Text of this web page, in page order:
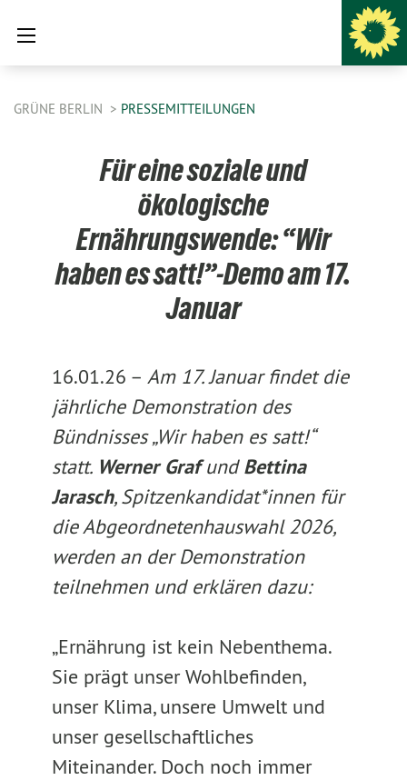
GRÜNE BERLIN PRESSEMITTEILUNGEN
Für eine soziale und
ökologische
Ernährungswende: “Wir
haben es satt!”-Demo am 17.
Januar
16.01.26 – Am 17. Januar findet die
jährliche Demonstration des
Bündnisses „Wir haben es satt!“
statt. Werner GrafundBettina
Jarasch, Spitzenkandidat*innen für
die Abgeordnetenhauswahl 2026,
werden an der Demonstration
teilnehmen und erklären dazu:
„Ernährung ist kein Nebenthema.
Sie prägt unser Wohlbefinden,
unser Klima, unsere Umwelt und
unser gesellschaftliches
Miteinander. Doch noch immer